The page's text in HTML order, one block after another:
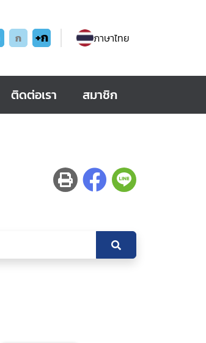
ก +ก ภาษาไทย
ติดต่อเรา สมาชิก